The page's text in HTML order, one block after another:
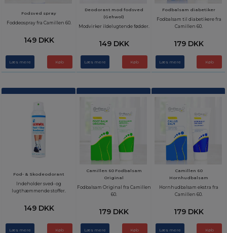
Fodsved spray
Foddeospray fra Camillen 60.
149 DKK
Læs mere
Deodorant mod fodsved
(Gehwol)
Modvirker ildelugtende fødder.
149 DKK
Læs mere
Fodbalsam diabetiker
Fodbalsam til diabetikere fra
Camillen 60.
179 DKK
Læs mere
Fod- & Skodeodorant
Indeholder sved- og
lugthæmmende stoffer.
149 DKK
Læs mere
Camillen 60 Fodbalsam
Original
Fodbalsam Original fra Camillen
60.
179 DKK
Læs mere
Camillen 60
Hornhudbalsam
Hornhudbalsam ekstra fra
Camillen 60.
179 DKK
Læs mere